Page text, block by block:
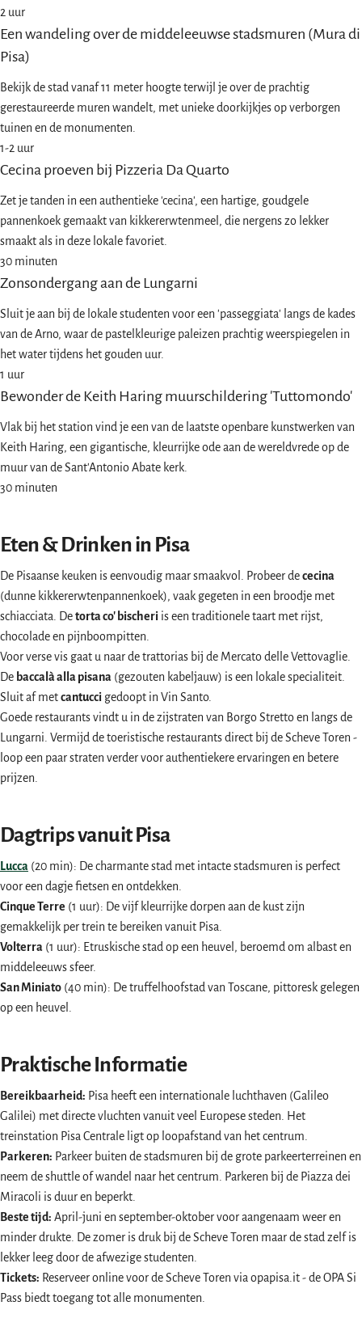
2 uur
Een wandeling over de middeleeuwse stadsmuren (Mura di
Pisa)
Bekijk de stad vanaf 11 meter hoogte terwijl je over de prachtig
gerestaureerde muren wandelt, met unieke doorkijkjes op verborgen
tuinen en de monumenten.
1-2 uur
Cecina proeven bij Pizzeria Da Quarto
Zet je tanden in een authentieke 'cecina', een hartige, goudgele
pannenkoek gemaakt van kikkererwtenmeel, die nergens zo lekker
smaakt als in deze lokale favoriet.
30 minuten
Zonsondergang aan de Lungarni
Sluit je aan bij de lokale studenten voor een 'passeggiata' langs de kades
van de Arno, waar de pastelkleurige paleizen prachtig weerspiegelen in
het water tijdens het gouden uur.
1 uur
Bewonder de Keith Haring muurschildering 'Tuttomondo'
Vlak bij het station vind je een van de laatste openbare kunstwerken van
Keith Haring, een gigantische, kleurrijke ode aan de wereldvrede op de
muur van de Sant'Antonio Abate kerk.
30 minuten
Eten & Drinken in Pisa
De Pisaanse keuken is eenvoudig maar smaakvol. Probeer dececina
(dunne kikkererwtenpannenkoek), vaak gegeten in een broodje met
schiacciata. Detorta co' bischeri is een traditionele taart met rijst,
chocolade en pijnboompitten.
Voor verse vis gaat u naar de trattorias bij de Mercato delle Vettovaglie.
De baccalà alla pisana (gezouten kabeljauw) is een lokale specialiteit.
Sluit af metcantucci gedoopt in Vin Santo.
Goede restaurants vindt u in de zijstraten van Borgo Stretto en langs de
Lungarni. Vermijd de toeristische restaurants direct bij de Scheve Toren -
loop een paar straten verder voor authentiekere ervaringen en betere
prijzen.
Dagtrips vanuit Pisa
Lucca (20 min): De charmante stad met intacte stadsmuren is perfect
voor een dagje fietsen en ontdekken.
Cinque Terre (1 uur): De vijf kleurrijke dorpen aan de kust zijn
gemakkelijk per trein te bereiken vanuit Pisa.
Volterra (1 uur): Etruskische stad op een heuvel, beroemd om albast en
middeleeuws sfeer.
San Miniato (40 min): De truffelhoofstad van Toscane, pittoresk gelegen
op een heuvel.
Praktische Informatie
Bereikbaarheid: Pisa heeft een internationale luchthaven (Galileo
Galilei) met directe vluchten vanuit veel Europese steden. Het
treinstation Pisa Centrale ligt op loopafstand van het centrum.
Parkeren: Parkeer buiten de stadsmuren bij de grote parkeerterreinen en
neem de shuttle of wandel naar het centrum. Parkeren bij de Piazza dei
Miracoli is duur en beperkt.
Beste tijd: April-juni en september-oktober voor aangenaam weer en
minder drukte. De zomer is druk bij de Scheve Toren maar de stad zelf is
lekker leeg door de afwezige studenten.
Tickets: Reserveer online voor de Scheve Toren viaopapisa.it- de OPA Si
Pass biedt toegang tot alle monumenten.